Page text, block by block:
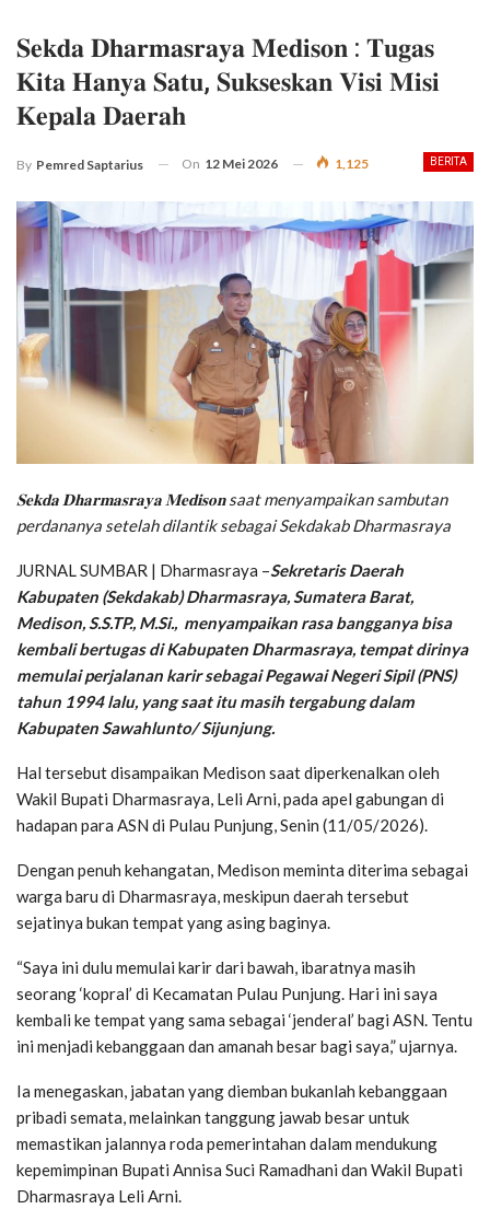
𝐒𝐞𝐤𝐝𝐚 𝐃𝐡𝐚𝐫𝐦𝐚𝐬𝐫𝐚𝐲𝐚 𝐌𝐞𝐝𝐢𝐬𝐨𝐧 : 𝐓𝐮𝐠𝐚𝐬
𝐊𝐢𝐭𝐚 𝐇𝐚𝐧𝐲𝐚 𝐒𝐚𝐭𝐮, 𝐒𝐮𝐤𝐬𝐞𝐬𝐤𝐚𝐧 𝐕𝐢𝐬𝐢 𝐌𝐢𝐬𝐢
𝐊𝐞𝐩𝐚𝐥𝐚 𝐃𝐚𝐞𝐫𝐚𝐡
BERITA
By Pemred Saptarius On 12 Mei 2026 1,125
𝐒𝐞𝐤𝐝𝐚 𝐃𝐡𝐚𝐫𝐦𝐚𝐬𝐫𝐚𝐲𝐚 𝐌𝐞𝐝𝐢𝐬𝐨𝐧 saat menyampaikan sambutan
perdananya setelah dilantik sebagai Sekdakab Dharmasraya
JURNAL SUMBAR | Dharmasraya –Sekretaris Daerah
Kabupaten (Sekdakab) Dharmasraya, Sumatera Barat,
Medison, S.S.TP., M.Si., menyampaikan rasa bangganya bisa
kembali bertugas di Kabupaten Dharmasraya, tempat dirinya
memulai perjalanan karir sebagai Pegawai Negeri Sipil (PNS)
tahun 1994 lalu, yang saat itu masih tergabung dalam
Kabupaten Sawahlunto/ Sijunjung.
Hal tersebut disampaikan Medison saat diperkenalkan oleh
Wakil Bupati Dharmasraya, Leli Arni, pada apel gabungan di
hadapan para ASN di Pulau Punjung, Senin (11/05/2026).
Dengan penuh kehangatan, Medison meminta diterima sebagai
warga baru di Dharmasraya, meskipun daerah tersebut
sejatinya bukan tempat yang asing baginya.
“Saya ini dulu memulai karir dari bawah, ibaratnya masih
seorang ‘kopral’ di Kecamatan Pulau Punjung. Hari ini saya
kembali ke tempat yang sama sebagai ‘jenderal’ bagi ASN. Tentu
ini menjadi kebanggaan dan amanah besar bagi saya,” ujarnya.
Ia menegaskan, jabatan yang diemban bukanlah kebanggaan
pribadi semata, melainkan tanggung jawab besar untuk
memastikan jalannya roda pemerintahan dalam mendukung
kepemimpinan Bupati Annisa Suci Ramadhani dan Wakil Bupati
Dharmasraya Leli Arni.